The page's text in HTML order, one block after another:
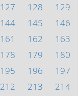
127 128 129
144 145 146
161 162 163
178 179 180
195 196 197
212 213 214